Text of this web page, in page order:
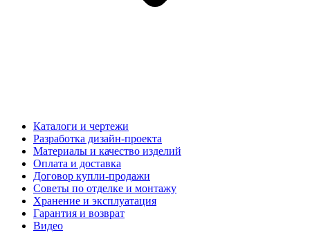
Каталоги и чертежи
Разработка дизайн-проекта
Материалы и качество изделий
Оплата и доставка
Договор купли-продажи
Советы по отделке и монтажу
Хранение и эксплуатация
Гарантия и возврат
Видео